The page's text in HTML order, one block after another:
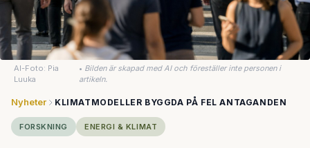
AI-Foto: Pia
Luuka
• Bilden är skapad med AI och föreställer inte personen i
artikeln.
Nyheter KLIMATMODELLER BYGGDA PÅ FEL ANTAGANDEN
FORSKNING ENERGI & KLIMAT